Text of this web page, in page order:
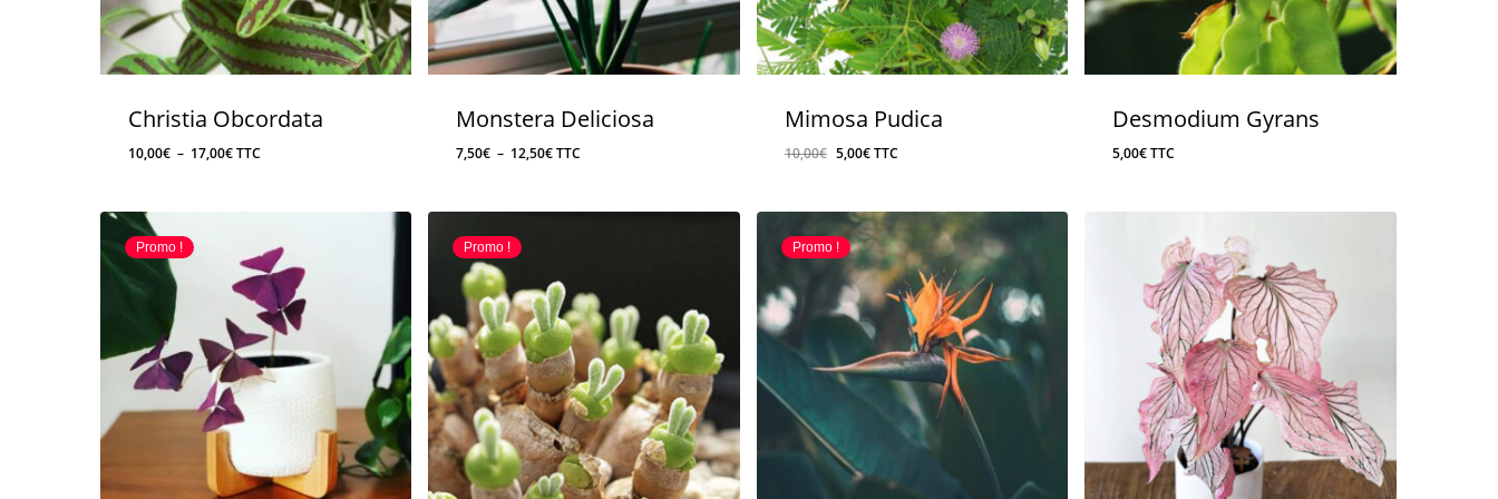
Christia Obcordata
10,00€ – 17,00€Plage
17,00€
TTC
Monstera Deliciosa
7,50€ – 12,50€Plage
TTC
Mimosa Pudica
10,00€ Le
était :
10,00€.
5,00€Le
est :
5,00€.
TTC
Desmodium Gyrans
5,00€ TTC
Promo ! Promo ! Promo !